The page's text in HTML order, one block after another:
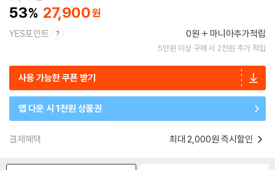
53 27,900
YES포인트 0원 마니아추가적립
5만원 이상 구매 시 2천원 추가 적립
사용 가능한 쿠폰 받기
앱 다운 시 1천원 상품권
결제혜택 최대 2,000원 즉시할인